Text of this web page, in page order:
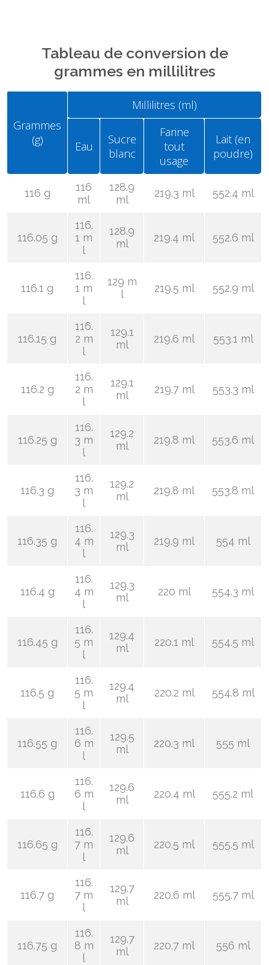
Tableau de conversion de
grammes en millilitres
Grammes
(g)
Millilitres (ml)
Eau
Sucre
blanc
Farine
tout
usage
Lait (en
poudre)
116 g
116
ml
128.9
ml
219.3 ml 552.4 ml
116.05 g
116.
1 m
l
128.9
ml
219.4 ml 552.6 ml
116.1 g
116.
1 m
l
129 m
l
219.5 ml 552.9 ml
116.15 g
116.
2 m
l
129.1
ml
219.6 ml 553.1 ml
116.2 g
116.
2 m
l
129.1
ml
219.7 ml 553.3 ml
116.25 g
116.
3 m
l
129.2
ml
219.8 ml 553.6 ml
116.3 g
116.
3 m
l
129.2
ml
219.8 ml 553.8 ml
116.35 g
116.
4 m
l
129.3
ml
219.9 ml 554 ml
116.4 g
116.
4 m
l
129.3
ml
220 ml 554.3 ml
116.45 g
116.
5 m
l
129.4
ml
220.1 ml 554.5 ml
116.5 g
116.
5 m
l
129.4
ml
220.2 ml 554.8 ml
116.55 g
116.
6 m
l
129.5
ml
220.3 ml 555 ml
116.6 g
116.
6 m
l
129.6
ml
220.4 ml 555.2 ml
116.65 g
116.
7 m
l
129.6
ml
220.5 ml 555.5 ml
116.7 g
116.
7 m
l
129.7
ml
220.6 ml 555.7 ml
116.75 g
116.
8 m
l
129.7
ml
220.7 ml 556 ml